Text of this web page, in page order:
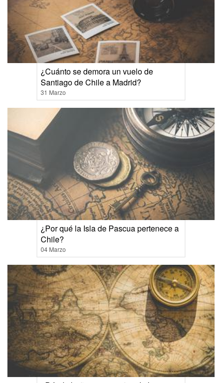
¿Cuánto se demora un vuelo de
Santiago de Chile a Madrid?
31 Marzo
¿Por qué la Isla de Pascua pertenece a
Chile?
04 Marzo